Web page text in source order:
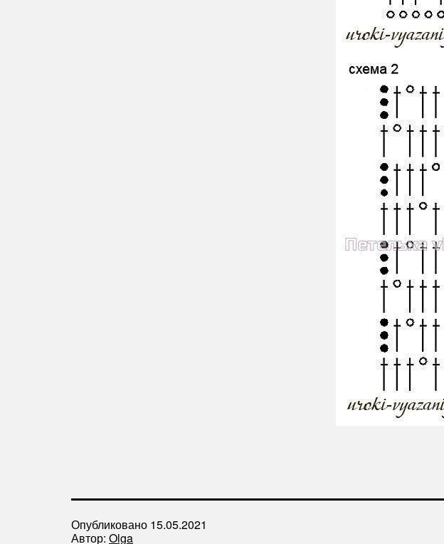
Опубликовано 15.05.2021
Автор: Olga